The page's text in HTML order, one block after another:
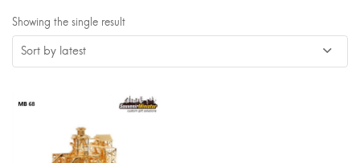
Showing the single result